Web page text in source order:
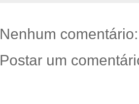
Nenhum comentário:
Postar um